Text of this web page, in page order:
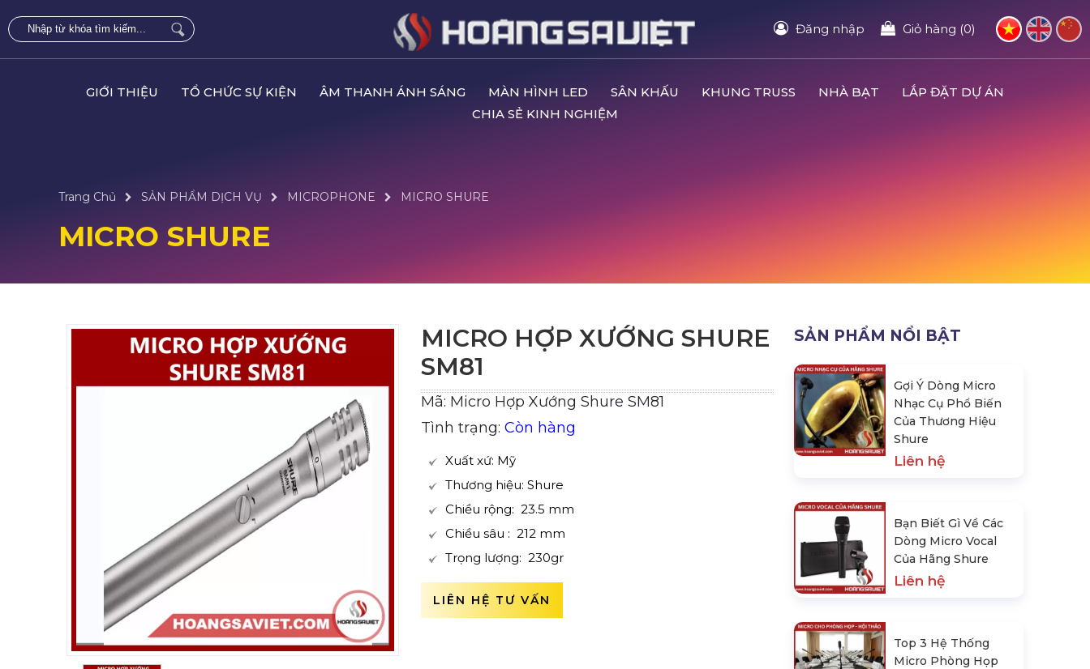
Đăng nhập Giỏ hàng (0)
GIỚI THIỆU TỔ CHỨC SỰ KIỆN ÂM THANH ÁNH SÁNG MÀN HÌNH LED SÂN KHẤU KHUNG TRUSS NHÀ BẠT
LẮP ĐẶT DỰ ÁN
CHIA SẺ KINH NGHIỆM
Trang Chủ SẢN PHẨM DỊCH VỤ MICROPHONE MICRO SHURE
MICRO SHURE
MICRO HỢP XƯỚNG SHURE
SM81
Mã: Micro Hợp Xướng Shure SM81
Tình trạng: Còn hàng
Xuất xứ: Mỹ
Thương hiệu: Shure
Chiều rộng: 23.5 mm
Chiều sâu : 212 mm
Trọng lượng: 230gr
LIÊN HỆ TƯ VẤN
SẢN PHẨM NỔI BẬT
Gợi Ý Dòng Micro
Nhạc Cụ Phổ Biến
Của Thương Hiệu
Shure
Liên hệ
Bạn Biết Gì Về Các
Dòng Micro Vocal
Của Hãng Shure
Liên hệ
Top 3 Hệ Thống
Micro Phòng Họp